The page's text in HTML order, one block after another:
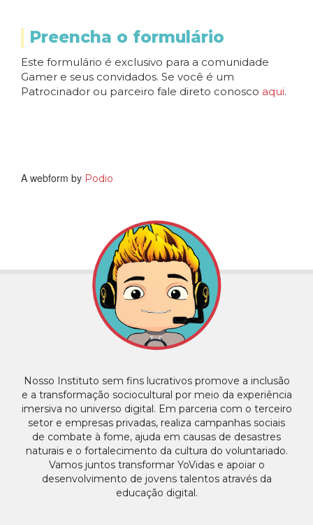
Preencha o formulário
Este formulário é exclusivo para a comunidade
Gamer e seus convidados. Se você é um
Patrocinador ou parceiro fale direto conosco aqui.
A webform by Podio
Nosso Instituto sem fins lucrativos promove a inclusão
e a transformação sociocultural por meio da experiência
imersiva no universo digital. Em parceria com o terceiro
setor e empresas privadas, realiza campanhas sociais
de combate à fome, ajuda em causas de desastres
naturais e o fortalecimento da cultura do voluntariado.
Vamos juntos transformar YoVidas e apoiar o
desenvolvimento de jovens talentos através da
educação digital.